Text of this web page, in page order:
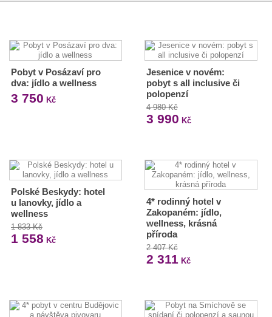
Pobyt v Posázaví pro
dva: jídlo a wellness
3 750 Kč
Jesenice v novém:
pobyt s all inclusive či
polopenzí
4 980 Kč
3 990 Kč
Polské Beskydy: hotel
u lanovky, jídlo a
wellness
1 833 Kč
1 558 Kč
4* rodinný hotel v
Zakopaném: jídlo,
wellness, krásná
příroda
2 407 Kč
2 311 Kč